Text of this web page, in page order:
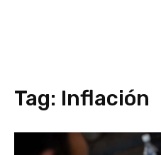
Tag: Inflación